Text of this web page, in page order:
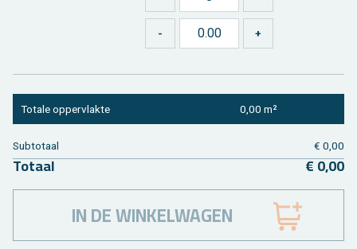
To­ta­le op­per­vlak­te 0,00 m²
Sub­to­taal € 0,00
To­taal € 0,00
IN DE WINKELWAGEN